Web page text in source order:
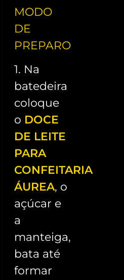
MODO
DE
PREPARO
1. Na
batedeira
coloque
o DOCE
DE LEITE
PARA
CONFEITARIA
ÁUREA, o
açúcar e
a
manteiga,
bata até
formar